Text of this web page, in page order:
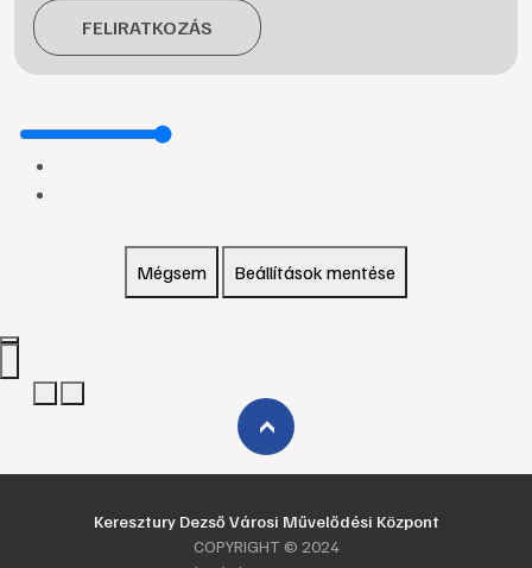
FELIRATKOZÁS
Mégsem Beállítások mentése
›
Keresztury Dezső Városi Művelődési Központ
COPYRIGHT © 2024